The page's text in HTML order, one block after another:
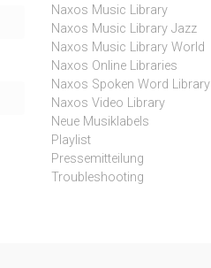
Naxos Music Library
Naxos Music Library Jazz
Naxos Music Library World
Naxos Online Libraries
Naxos Spoken Word Library
Naxos Video Library
Neue Musiklabels
Playlist
Pressemitteilung
Troubleshooting